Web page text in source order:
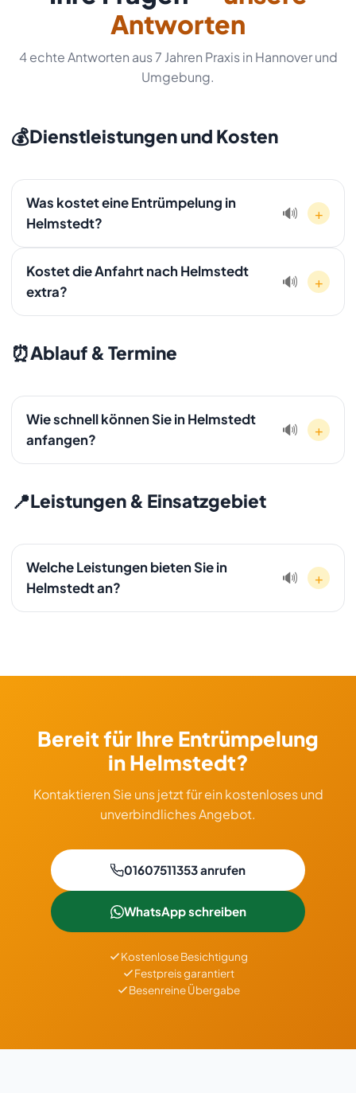
Antworten
4 echte Antworten aus 7 Jahren Praxis in Hannover und
Umgebung.
💰Dienstleistungen und Kosten
Was kostet eine Entrümpelung in
Helmstedt?
🔊 +
Die Kosten hängen von Volumen, Stockwerk und
Wertgegenständen ab. Wir bieten Ihnen nach einer
kostenlosen Besichtigung in Helmstedt ein verbindliches
Festpreisangebot ohne versteckte Kosten. Rufen Sie an:
Kostet die Anfahrt nach Helmstedt
extra?
🔊 +
enthalten. Es gibt keine versteckten Kosten oder
Aufschläge für die Anfahrt.
⏰Ablauf & Termine
Wie schnell können Sie in Helmstedt
anfangen?
🔊 +
Stunden mit der Entrümpelung in Helmstedt beginnen. Bei
dringenden Fällen ist oft ein kurzfristiger Start am selben
📍Leistungen & Einsatzgebiet
Welche Leistungen bieten Sie in
Helmstedt an?
🔊 +
Entkernung, Schrottabholung, Ankauf und Transport. Alles
Bereit für Ihre Entrümpelung
in Helmstedt?
Kontaktieren Sie uns jetzt für ein kostenloses und
unverbindliches Angebot.
01607511353 anrufen
WhatsApp schreiben
Kostenlose Besichtigung
Festpreis garantiert
Besenreine Übergabe